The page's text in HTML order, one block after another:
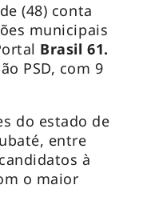
(48) conta
municipais
Brasil 61.
PSD, com 9
do estado de
entre
à
o maior